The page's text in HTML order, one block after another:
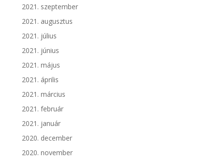
2021. szeptember
2021. augusztus
2021. július
2021. június
2021. május
2021. április
2021. március
2021. február
2021. január
2020. december
2020. november